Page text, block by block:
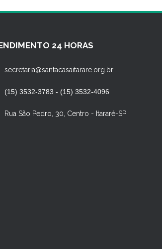
24 HORAS
secretaria@santacasaitarare.org.br
(15) 3532-3783 - (15) 3532-4096
Rua São Pedro, 30, Centro - Itararé-SP